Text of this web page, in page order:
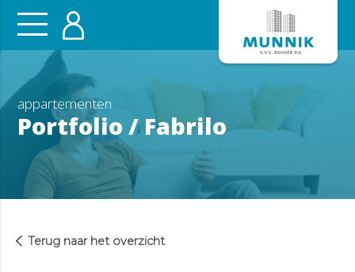
appartementen
Portfolio / Fabrilo
Terug naar het overzicht